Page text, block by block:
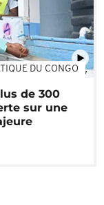
01:47
DU CONGO
de 300
sur une